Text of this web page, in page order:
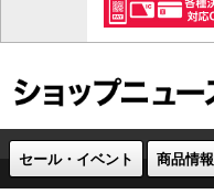
セール・イベント 商品情報